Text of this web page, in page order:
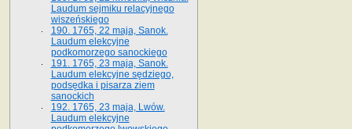
Laudum sejmiku relacyjnego
wiszeńskiego
190. 1765, 22 maja, Sanok.
Laudum elekcyjne
podkomorzego sanockiego
191. 1765, 23 maja, Sanok.
Laudum elekcyjne sędziego,
podsędka i pisarza ziem
sanockich
192. 1765, 23 maja, Lwów.
Laudum elekcyjne